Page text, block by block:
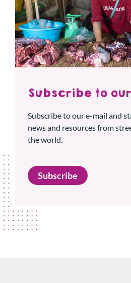
Subscribe to
Subscribe to our e-mail and
news and resources from
the world.
Subscribe